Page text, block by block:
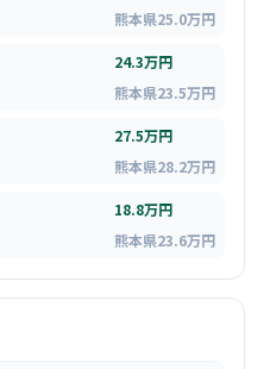
熊本県25.0万円
24.3万円
熊本県23.5万円
27.5万円
熊本県28.2万円
18.8万円
熊本県23.6万円